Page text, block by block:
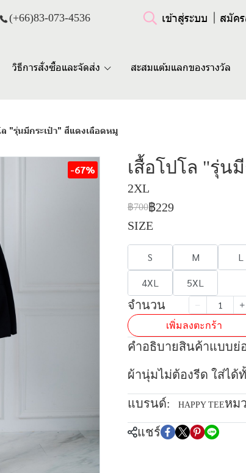
(+66)83-073-4536 เข้าสู่ระบบ สมัค
วิธีการสั่งซื้อและจัดส่ง สะสมแต้มแลกของรางวัล
ล "รุ่นมีกระเป๋า" สีแดงเลือดหมู
-67% เสื้อโปโล "รุ่น
2XL
฿700฿229
SIZE
S M L
4XL
5XL
จำนวน
เพิ่มลงตะกร้า
คำอธิบายสินค้าแบบย่
ผ้านุ่มไม่ต้องรีด ใส่ได้
แบรนด์: HAPPY TEEหม
แชร์